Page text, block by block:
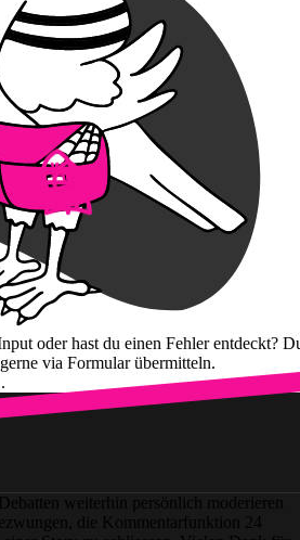
oder hast du einen Fehler entdeckt?
via Formular übermitteln.
weiterhin persönlich moderieren
die Kommentarfunktion 24